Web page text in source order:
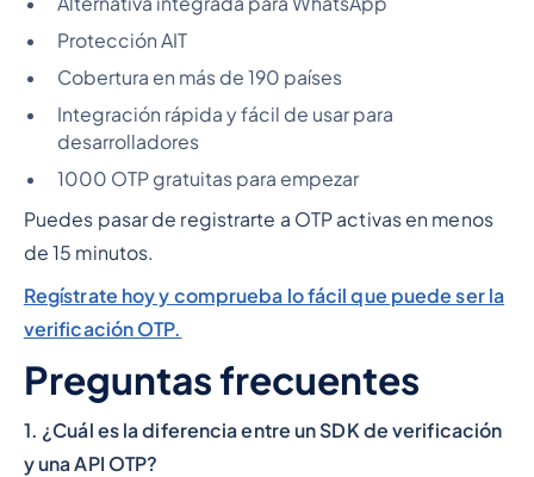
Protección AIT
Cobertura en más de 190 países
Integración rápida y fácil de usar para
desarrolladores
1000 OTP gratuitas para empezar
Puedes pasar de registrarte a OTP activas en menos
de 15 minutos.
Regístrate hoy y comprueba lo fácil que puede ser la
verificación OTP.
Preguntas frecuentes
1. ¿Cuál es la diferencia entre un SDK de verificación
y una API OTP?